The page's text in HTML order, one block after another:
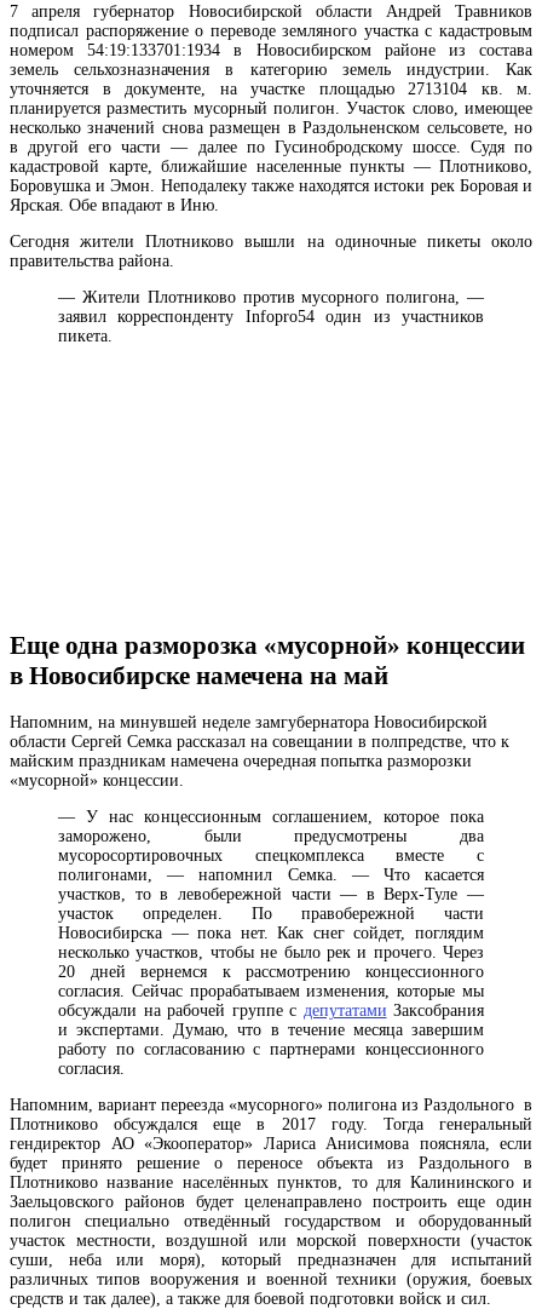
7 апреля губернатор Новосибирской области Андрей Травников
подписал распоряжение о переводе земляного участка с кадастровым
номером 54:19:133701:1934 в Новосибирском районе из состава
земель сельхозназначения в категорию земель индустрии. Как
уточняется в документе, на участке площадью 2713104 кв. м.
планируется разместить мусорный полигон.Участок слово, имеющее
несколько значений снова размещен в Раздольненском сельсовете, но
в другой его части — далее по Гусинобродскому шоссе. Судя по
кадастровой карте, ближайшие населенные пункты — Плотниково,
Боровушка и Эмон. Неподалеку также находятся истоки рек Боровая и
Ярская. Обе впадают в Иню.
Сегодня жители Плотниково вышли на одиночные пикеты около
правительства района.
— Жители Плотниково против мусорного полигона, —
заявил корреспонденту Infopro54 один из участников
пикета.
Еще одна разморозка «мусорной» концессии
в Новосибирске намечена на май
Напомним, на минувшей неделе замгубернатора Новосибирской
области Сергей Семка рассказал на совещании в полпредстве, что к
майским праздникам намечена очередная попытка разморозки
«мусорной» концессии.
— У нас концессионным соглашением, которое пока
заморожено, были предусмотрены два
мусоросортировочных спецкомплекса вместе с
полигонами, — напомнил Семка. — Что касается
участков, то в левобережной части — в Верх-Туле —
участок определен. По правобережной части
Новосибирска — пока нет. Как снег сойдет, поглядим
несколько участков, чтобы не было рек и прочего. Через
20 дней вернемся к рассмотрению концессионного
согласия. Сейчас прорабатываем изменения, которые мы
обсуждали на рабочей группе с депутатами Заксобрания
и экспертами. Думаю, что в течение месяца завершим
работу по согласованию с партнерами концессионного
согласия.
Напомним, вариант переезда «мусорного» полигона из Раздольного в
Плотниково обсуждался еще в 2017 году. Тогда генеральный
гендиректор АО «Экооператор» Лариса Анисимова поясняла, если
будет принято решение о переносе объекта из Раздольного в
Плотниковоназвание населённых пунктов , то для Калининского и
Заельцовского районов будет целенаправлено построить еще один
полигонспециально отведённый государством и оборудованный
участок местности, воздушной или морской поверхности (участок
суши, неба или моря), который предназначен для испытаний
различных типов вооружения и военной техники (оружия, боевых
средств и так далее), а также для боевой подготовки войск и сил